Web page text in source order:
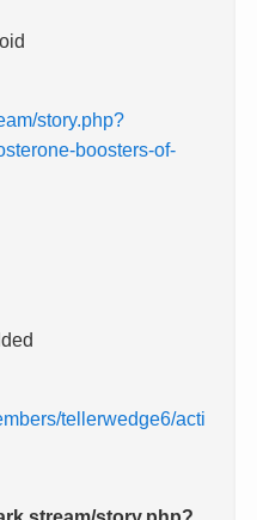
story.php?
boosters-of-
tellerwedge6/acti